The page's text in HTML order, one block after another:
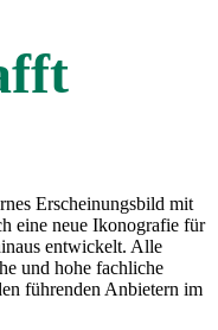
Erscheinungsbild mit
eine neue Ikonografie für
entwickelt. Alle
und hohe fachliche
führenden Anbietern im